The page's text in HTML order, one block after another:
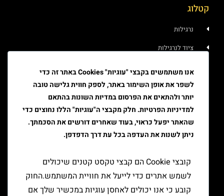
קטלוג
נרגילות
ציוד לנרגילות
טבק
ציוד למעשן
יצירת קשר
אנו משתמשים בקבצי "עוגיות" Cookies באתר זה כדי
לשפר את אופן השימור באתר, לספק חווית גלישה טובה
יותר ולהתאים את הפרסום במדיות השונות בהתאם
למדיניות הפרטיות. חלק מקבצי ה"עוגיות" הללו נחוצים כדי
שהאתר יפעל כראוי, בעוד שאחרים דורשים את הסכמתך.
ניתן לשנות את העדפה בכל עת דרך הדפדפן.
קובצי Cookie הם קבצי טקסט קטנים שיכולים
לשמש אתרים כדי לייעל את חוויית המשתמש.החוק
קובע כי אנו יכולים לאחסן עוגיות במכשיר שלך אם